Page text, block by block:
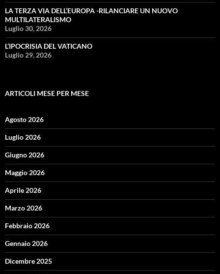
LA TERZA VIA DELL’EUROPA -RILANCIARE UN NUOVO
MULTILATERALISMO
Luglio 30, 2026
L’IPOCRISIA DEL VATICANO
Luglio 29, 2026
ARTICOLI MESE PER MESE
Agosto 2026
Luglio 2026
Giugno 2026
Maggio 2026
Aprile 2026
Marzo 2026
Febbraio 2026
Gennaio 2026
Dicembre 2025